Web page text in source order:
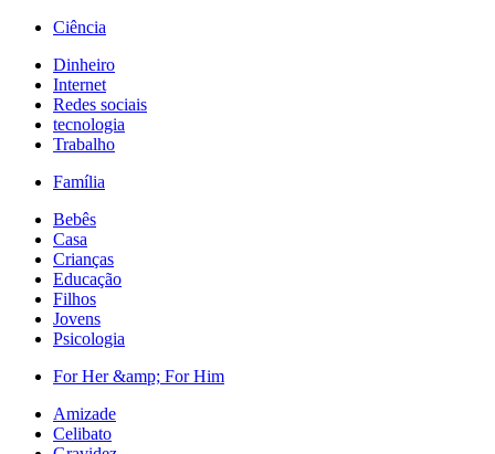
Ciência
Dinheiro
Internet
Redes sociais
tecnologia
Trabalho
Família
Bebês
Casa
Crianças
Educação
Filhos
Jovens
Psicologia
For Her &amp; For Him
Amizade
Celibato